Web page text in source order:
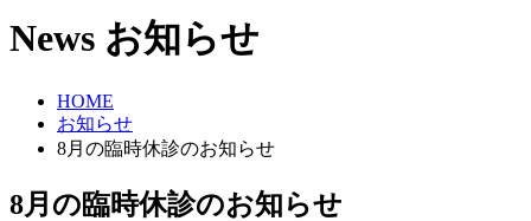
News お知らせ
HOME
お知らせ
8月の臨時休診のお知らせ
8月の臨時休診のお知らせ